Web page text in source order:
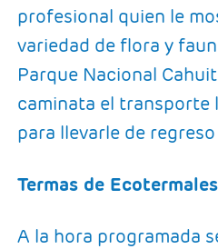
profesional quien le
variedad de flora y
Parque Nacional
caminata el transporte
para llevarle de
Termas de
A la hora programada